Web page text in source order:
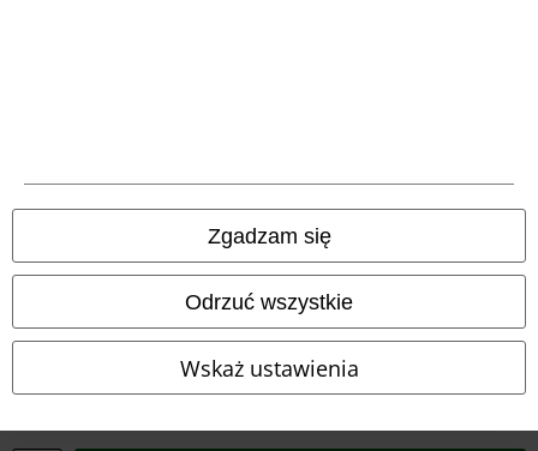
Zgadzam się
Odrzuć wszystkie
Wskaż ustawienia
Wszystkie ceny zawierają podatek VAT. Nie zawierająkosztów
wysyłki.
© 1986-2026 E.M.P. Merchandising HGmbH
Sklepy internetowe EMP